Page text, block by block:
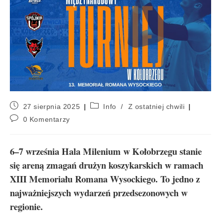
27 sierpnia 2025 Info /
Z ostatniej chwili
0 Komentarzy
6–7 września Hala Milenium w Kołobrzegu stanie
się areną zmagań drużyn koszykarskich w ramach
XIII Memoriału Romana Wysockiego. To jedno z
najważniejszych wydarzeń przedsezonowych w
regionie.